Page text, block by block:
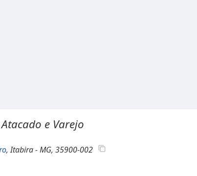
e Varejo
, Itabira - MG, 35900-002